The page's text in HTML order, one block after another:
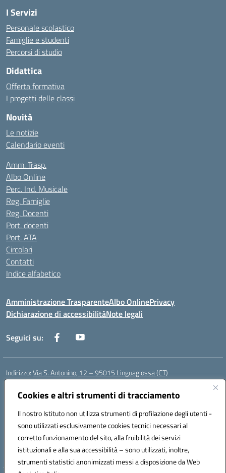
Cookies e altri strumenti di tracciamento
Il nostro Istituto non utilizza strumenti di profilazione degli utenti -
sono utilizzati esclusivamente cookies tecnici necessari al
corretto funzionamento del sito, alla fruibilità dei servizi
istituzionali e alla sua accessibilità – sono utilizzati, inoltre,
strumenti statistici anonimizzati messi a disposizione da Web
I Servizi
Personale scolastico
Famiglie e studenti
Percorsi di studio
Didattica
Offerta formativa
I progetti delle classi
Novità
Le notizie
Calendario eventi
Amm. Trasp.
Albo Online
Perc. Ind. Musicale
Reg. Famiglie
Reg. Docenti
Port. docenti
Port. ATA
Circolari
Contatti
Indice alfabetico
Amministrazione TrasparenteAlbo OnlinePrivacy
Dichiarazione di accessibilitàNote legali
Seguici su:
Indirizzo:Via S. Antonino, 12 – 95015 Linguaglossa (CT)
Centralino:
Posta elettronica certificata (PEC):ctic83200r@pec.istruzione.it
Codice fiscale: 83002470876
Codice meccanografico:CTIC83200R
Codice Indice delle Pubbliche Amministrazioni (IPA): istsc_CTIC83200R
Codice unico di fatturazione (CUF): UF7TEB